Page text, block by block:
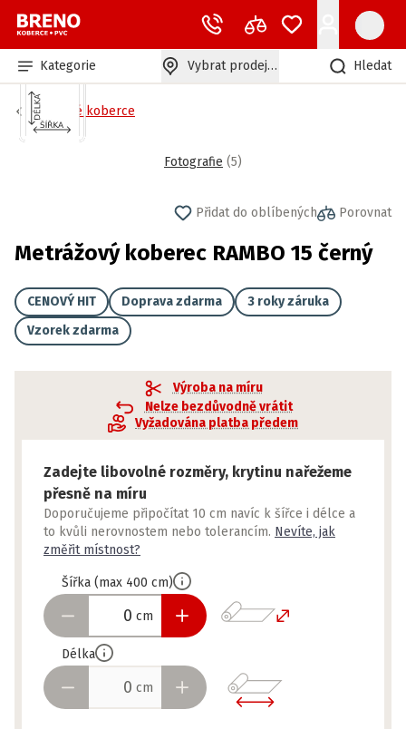
Kategorie Vybrat prodejnu Hledat
Zátěžové koberce
Fotografie (5)
Přidat do oblíbených Porovnat
Metrážový koberec RAMBO 15 černý
CENOVÝ HIT Doprava zdarma
3 roky záruka
Vzorek zdarma
Výroba na míru
Nelze bezdůvodně vrátit
Vyžadována platba předem
Zadejte libovolné rozměry, krytinu nařežeme
přesně na míru
Doporučujeme připočítat 10 cm navíc k šířce i délce a
to kvůli nerovnostem nebo tolerancím. Nevíte, jak
změřit místnost?
Šířka (max 400 cm)
cm
Délka
cm